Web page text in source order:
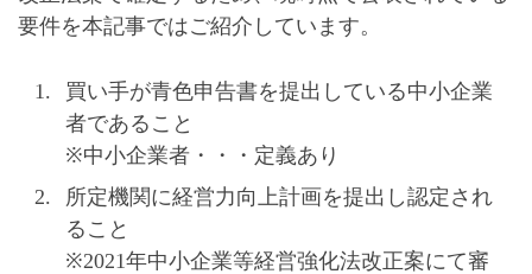
要件を本記事ではご紹介しています。
買い手が青色申告書を提出している中小企業
者であること
※中小企業者・・・定義あり
所定機関に経営力向上計画を提出し認定され
ること
※2021年中小企業等経営強化法改正案にて審